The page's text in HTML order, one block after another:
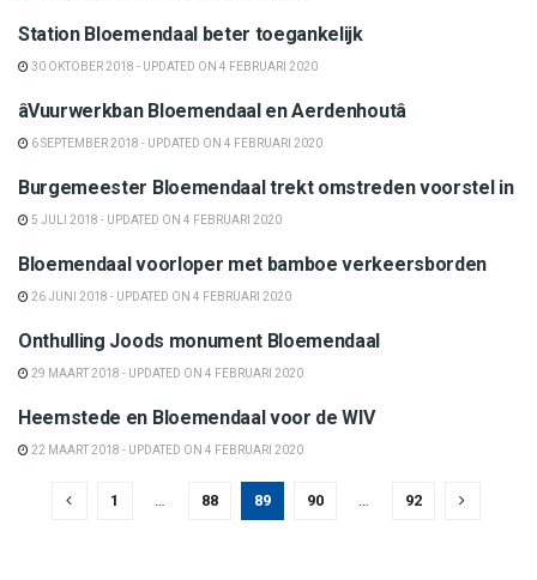
Station Bloemendaal beter toegankelijk
30 OKTOBER 2018 - UPDATED ON 4 FEBRUARI 2020
âVuurwerkban Bloemendaal en Aerdenhoutâ
6 SEPTEMBER 2018 - UPDATED ON 4 FEBRUARI 2020
Burgemeester Bloemendaal trekt omstreden voorstel in
5 JULI 2018 - UPDATED ON 4 FEBRUARI 2020
Bloemendaal voorloper met bamboe verkeersborden
26 JUNI 2018 - UPDATED ON 4 FEBRUARI 2020
Onthulling Joods monument Bloemendaal
29 MAART 2018 - UPDATED ON 4 FEBRUARI 2020
Heemstede en Bloemendaal voor de WIV
22 MAART 2018 - UPDATED ON 4 FEBRUARI 2020
1 … 88 89 90 … 92